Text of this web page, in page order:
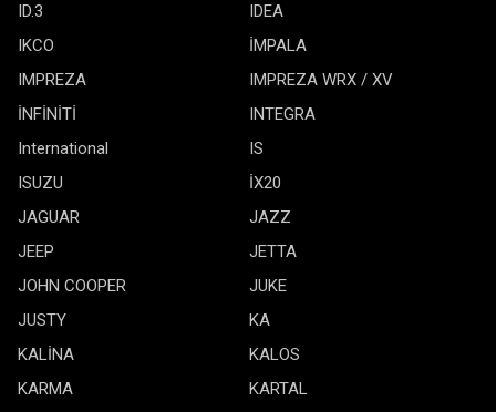
ID.3
IDEA
IKCO
İMPALA
IMPREZA
IMPREZA WRX / XV
İNFİNİTİ
INTEGRA
International
IS
ISUZU
İX20
JAGUAR
JAZZ
JEEP
JETTA
JOHN COOPER
JUKE
JUSTY
KA
KALİNA
KALOS
KARMA
KARTAL